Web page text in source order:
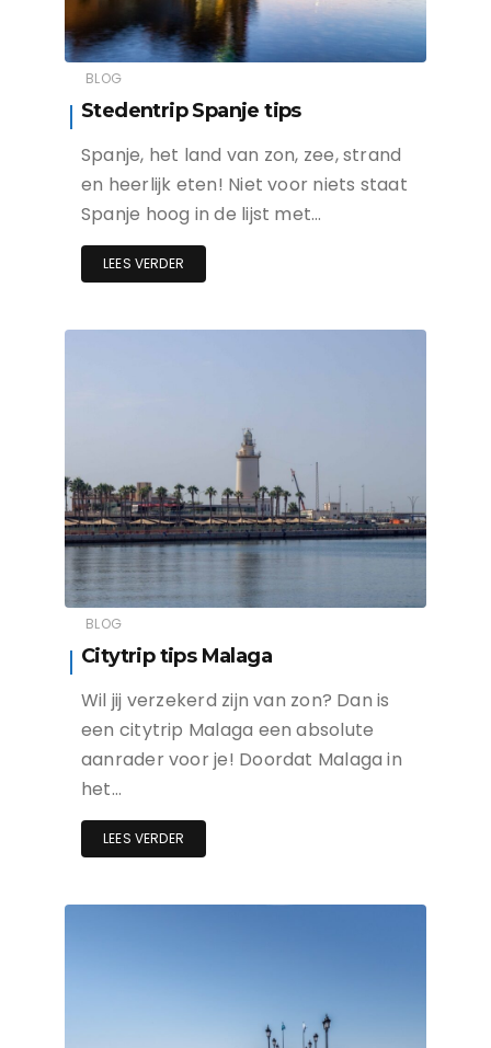
BLOG
Stedentrip Spanje tips
Spanje, het land van zon, zee, strand
en heerlijk eten! Niet voor niets staat
Spanje hoog in de lijst met…
LEES VERDER
BLOG
Citytrip tips Malaga
Wil jij verzekerd zijn van zon? Dan is
een citytrip Malaga een absolute
aanrader voor je! Doordat Malaga in
het…
LEES VERDER